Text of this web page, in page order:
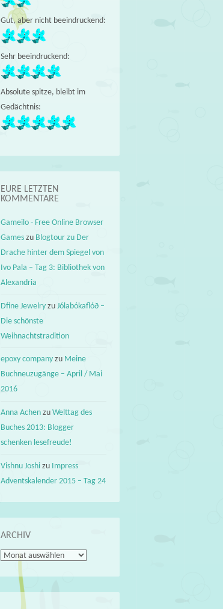
Gut, aber nicht beeindruckend:
Sehr beeindruckend:
Absolute spitze, bleibt im
Gedächtnis:
EURE LETZTEN
KOMMENTARE
Gameilo - Free Online Browser
Games zu Blogtour zu Der
Drache hinter dem Spiegel von
Ivo Pala – Tag 3: Bibliothek von
Alexandria
Dfine Jewelry zuJólabókaflóð –
Die schönste
Weihnachtstradition
epoxy company zu Meine
Buchneuzugänge – April / Mai
2016
Anna Achen zuWelttag des
Buches 2013: Blogger
schenken lesefreude!
Vishnu Joshi zu Impress
Adventskalender 2015 – Tag 24
ARCHIV
Archiv